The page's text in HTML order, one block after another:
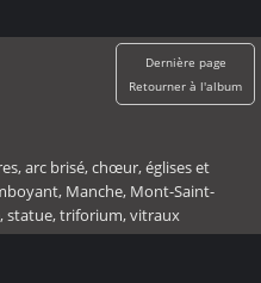
Dernière page
Retourner à l'album
,arc brisé,chœur,églises et
, Manche, Mont-Saint-
,statue,triforium,vitraux